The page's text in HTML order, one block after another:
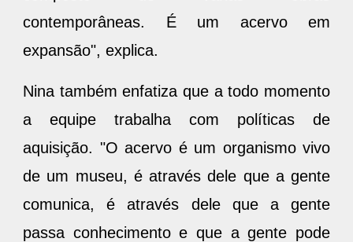
contemporâneas. É um acervo em
expansão", explica.
Nina também enfatiza que a todo momento
a equipe trabalha com políticas de
aquisição. "O acervo é um organismo vivo
de um museu, é através dele que a gente
comunica, é através dele que a gente
passa conhecimento e que a gente pode